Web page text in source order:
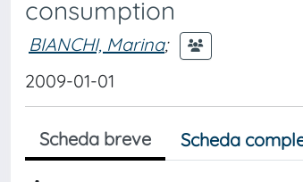
consumption
BIANCHI, Marina;
2009-01-01
Scheda breve Scheda